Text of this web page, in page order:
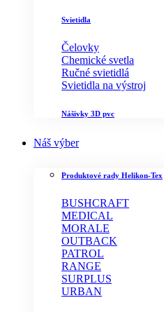
Svietidla
Čelovky
Chemické svetla
Ručné svietidlá
Svietidla na výstroj
Nášivky 3D pvc
Náš výber
Produktové rady Helikon-Tex
BUSHCRAFT
MEDICAL
MORALE
OUTBACK
PATROL
RANGE
SURPLUS
URBAN